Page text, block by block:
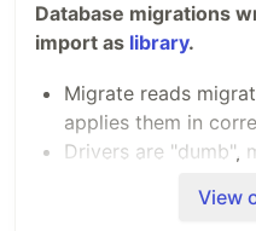
Database migrations
import as library.
Migrate reads
applies them in
Drivers are "dumb",
(Keeps the drivers
View